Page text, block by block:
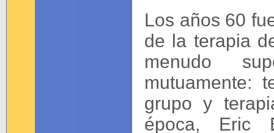
Los años 60
de la terapia
menudo
mutuamente:
grupo y
época, Eric